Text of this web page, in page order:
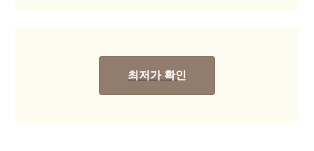
최저가 확인